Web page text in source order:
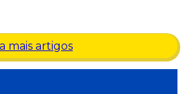
mais artigos